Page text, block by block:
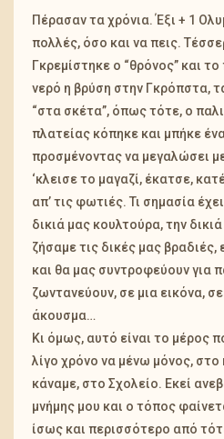
Πέρασαν τα χρόνια. Έξι + 1
πολλές, όσο και να πεις.
Γκρεμίστηκε ο “θρόνος” και το
νερό η βρύση στην Γκρόπστα,
“στα σκέτα”, όπως τότε, ο
πλατείας κόπηκε και μπήκε
προσμένοντας να μεγαλώσει
‘κλεισε το μαγαζί, έκατσε,
απ’ τις φωτιές. Τι σημασία
δικιά μας κουλτούρα, την
ζήσαμε τις δικές μας βραδιές,
και θα μας συντροφεύουν για
ζωντανεύουν, σε μια εικόνα,
άκουσμα…
Κι όμως, αυτό είναι το μέρος
λίγο χρόνο να μένω μόνος, στο
κάναμε, στο Σχολείο. Εκεί
μνήμης μου και ο τόπος
ίσως και περισσότερο από